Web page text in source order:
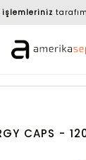
işlemleriniz
CAPS -